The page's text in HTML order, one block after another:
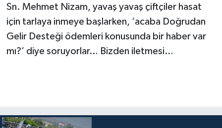
Sn. Mehmet Nizam, yavaş yavaş çiftçiler hasat
için tarlaya inmeye başlarken, ‘acaba Doğrudan
Gelir Desteği ödemleri konusunda bir haber var
mı?’ diye soruyorlar… Bizden iletmesi…